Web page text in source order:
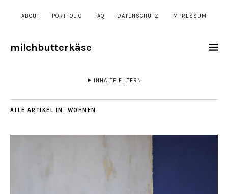
ABOUT PORTFOLIO FAQ DATENSCHUTZ IMPRESSUM
milchbutterkäse
INHALTE FILTERN
ALLE ARTIKEL IN: WOHNEN